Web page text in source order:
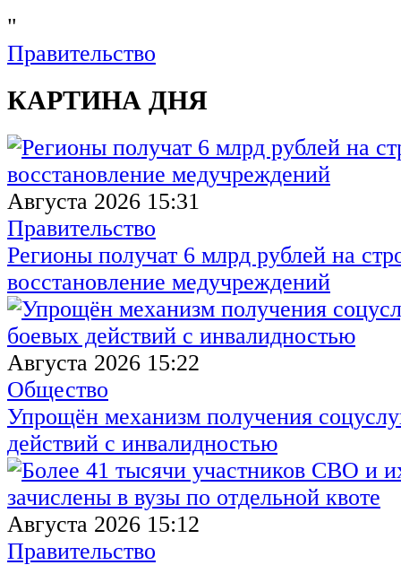
"
Правительство
КАРТИНА ДНЯ
Августа 2026 15:31
Правительство
Регионы получат 6 млрд рублей на
восстановление медучреждений
Августа 2026 15:22
Общество
Упрощён механизм получения
действий с инвалидностью
Августа 2026 15:12
Правительство